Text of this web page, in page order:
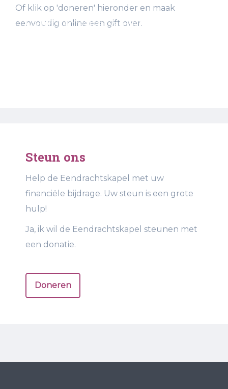
Of klik op 'doneren' hieronder en maak
eenvoudig online een gift over.
Uw gift is aftrekbaar van de belasting. De
Steun ons
Help de Eendrachtskapel met uw
financiële bijdrage. Uw steun is een grote
hulp!
Ja, ik wil de Eendrachtskapel steunen met
een donatie.
Doneren